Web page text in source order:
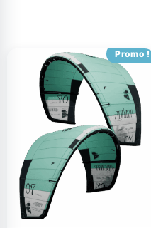
Promo !